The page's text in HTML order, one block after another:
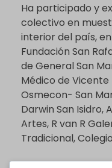
Ha participado y
colectivo en
interior del país,
Fundación San
de General San
Médico de
Osmecon- San
Darwin San Isidro,
Artes, R van R
Tradicional,